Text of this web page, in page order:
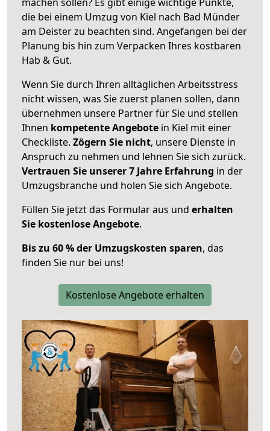
die bei einem Umzug von Kiel nach Bad Münder
am Deister zu beachten sind. Angefangen bei der
Planung bis hin zum Verpacken Ihres kostbaren
Hab & Gut.
Wenn Sie durch Ihren alltäglichen Arbeitsstress
nicht wissen, was Sie zuerst planen sollen, dann
übernehmen unsere Partner für Sie und stellen
Ihnen kompetente Angebote in Kiel mit einer
Checkliste. Zögern Sie nicht, unsere Dienste in
Anspruch zu nehmen und lehnen Sie sich zurück.
Vertrauen Sie unserer 7 Jahre Erfahrung in der
Umzugsbranche und holen Sie sich Angebote.
Füllen Sie jetzt das Formular aus und erhalten
Sie kostenlose Angebote.
Bis zu 60 % der Umzugskosten sparen, das
finden Sie nur bei uns!
Kostenlose Angebote erhalten